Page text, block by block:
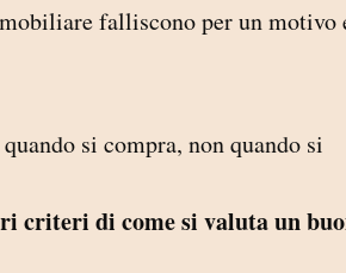
falliscono per un motivo
si compra, non quando si
criteri di come si valuta un